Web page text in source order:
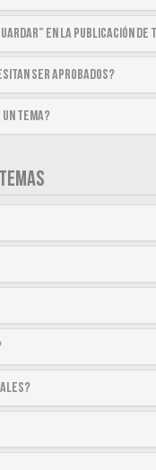
en la publicación de
ser aprobados?
tema?